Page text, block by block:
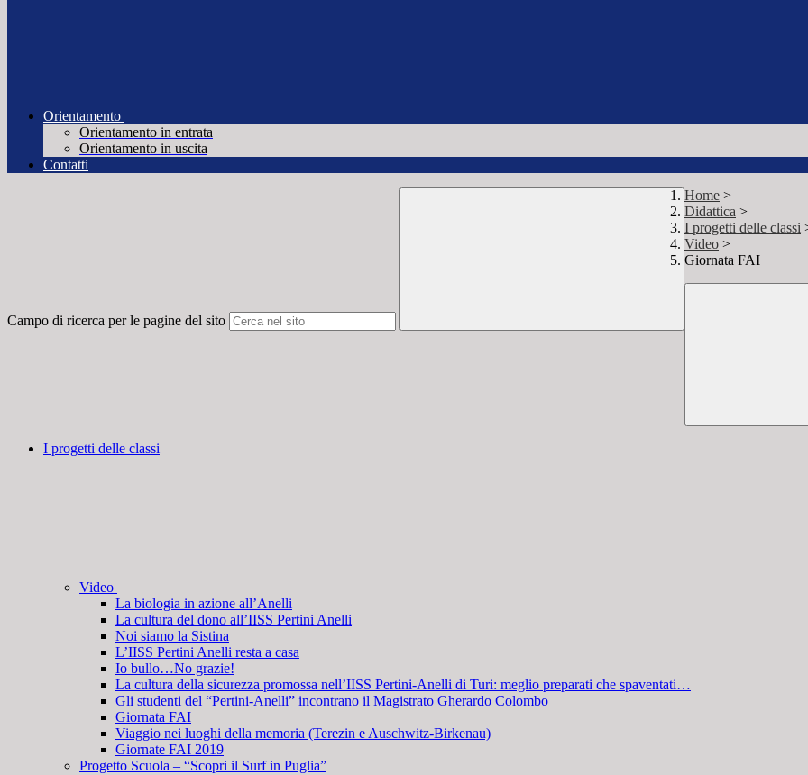
Orientamento
Orientamento in entrata
Orientamento in uscita
Contatti
Campo di ricerca per le pagine del sito
Home >
Didattica >
I progetti delle classi
Video >
Giornata FAI
I progetti delle classi
Video
La biologia in azione all’Anelli
La cultura del dono all’IISS Pertini Anelli
Noi siamo la Sistina
L’IISS Pertini Anelli resta a casa
Io bullo…No grazie!
La cultura della sicurezza promossa nell’IISS Pertini-Anelli di Turi: meglio preparati che spaventati…
Gli studenti del “Pertini-Anelli” incontrano il Magistrato Gherardo Colombo
Giornata FAI
Viaggio nei luoghi della memoria (Terezin e Auschwitz-Birkenau)
Giornate FAI 2019
Progetto Scuola – “Scopri il Surf in Puglia”